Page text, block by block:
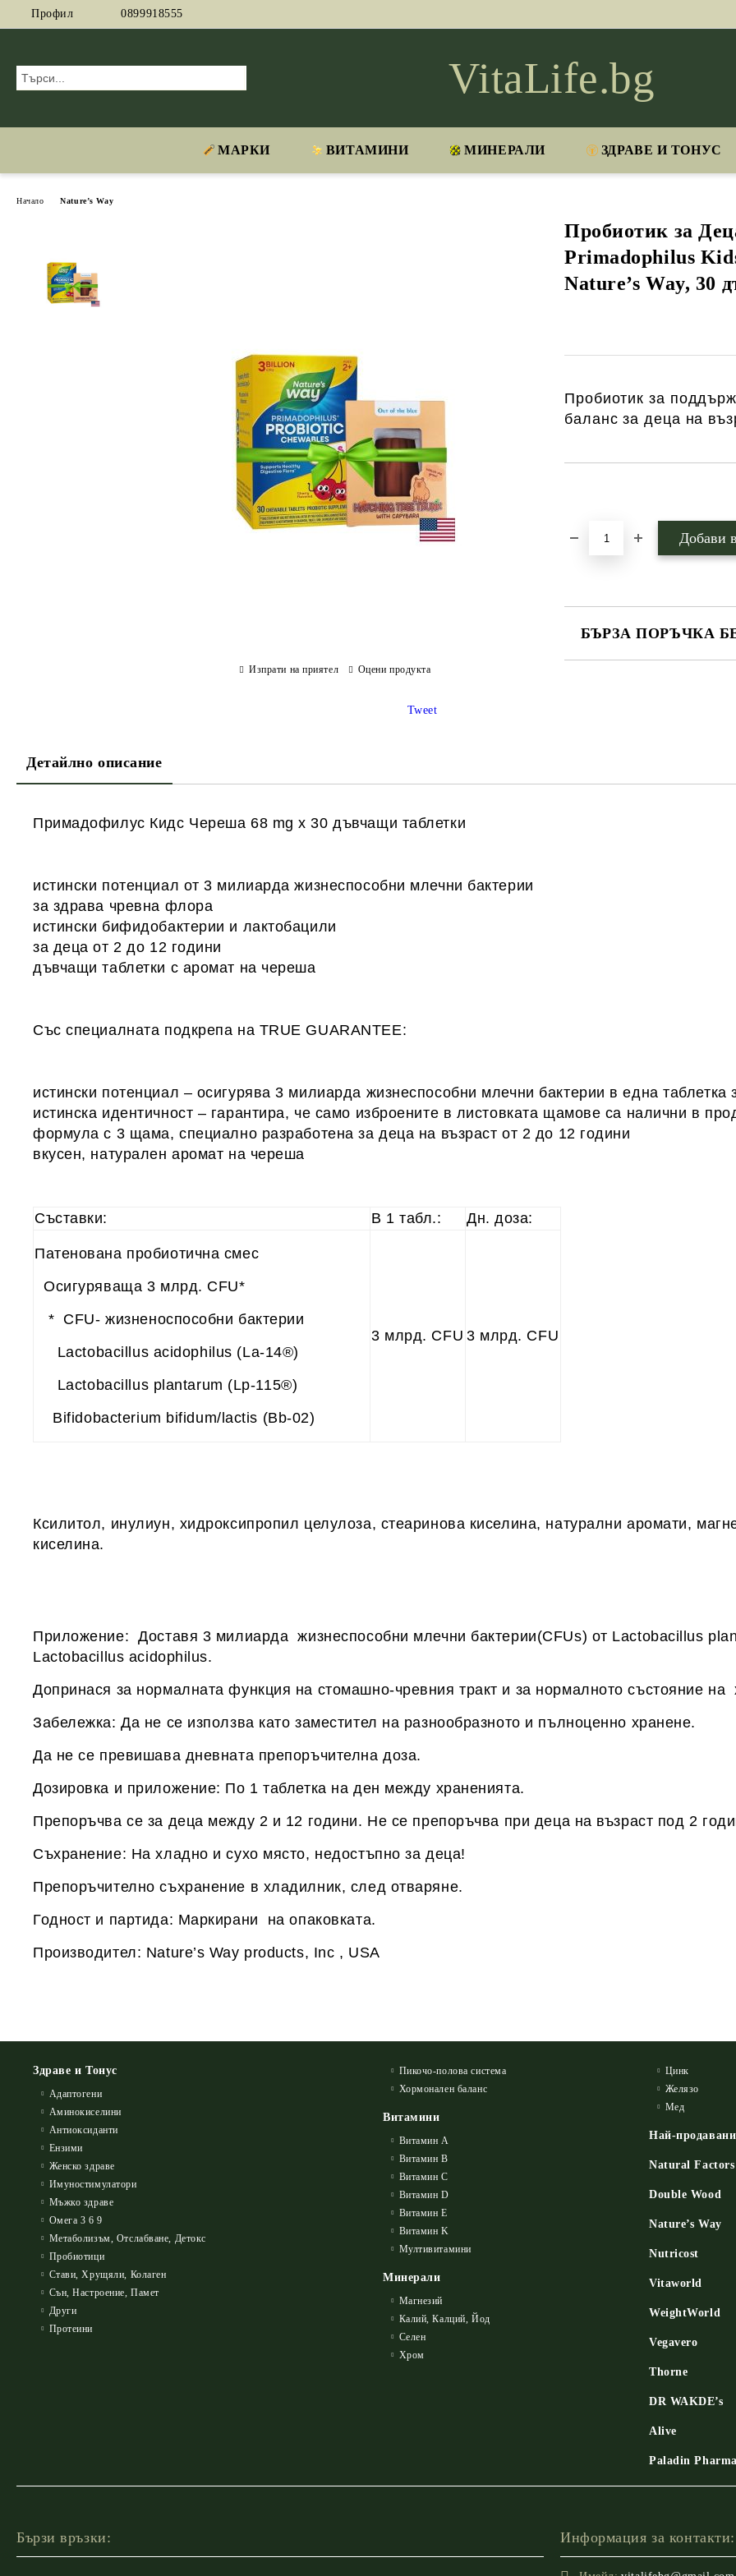
Профил 0899918555
VitaLife.bg
МАРКИ ВИТАМИНИ МИНЕРАЛИ ЗДРАВЕ И ТОНУС
Начало Nature’s Way
Пробиотик за
Primadophilus
Nature’s Way, 30
Пробиотик за
баланс за деца на
БЪРЗА ПОРЪЧКА
Изпрати на приятел Оцени продукта
Tweet
Детайлно описание
Примадофилус Кидс Череша 68 mg х 30 дъвчащи таблетки
истински потенциал от 3 милиарда жизнеспособни млечни бактерии
за здрава чревна флора
истински бифидобактерии и лактобацили
за деца от 2 до 12 години
дъвчащи таблетки с аромат на череша
Със специалната подкрепа на TRUE GUARANTEE:
истински потенциал – осигурява 3 милиарда жизнеспособни млечни бактерии в една таблетка
истинска идентичност – гарантира, че само изброените в листовката щамове са налични в
формула с 3 щама, специално разработена за деца на възраст от 2 до 12 години
вкусен, натурален аромат на череша
Съставки: В 1 табл.: Дн. доза:
Патенована пробиотична смес
Осигуряваща 3 млрд. CFU*
* CFU- жизненоспособни бактерии
Lactobacillus acidophilus (La-14®)
Lactobacillus plantarum (Lp-115®)
Bifidobacterium bifidum/lactis (Bb-02)
3 млрд. CFU 3 млрд. CFU
Ксилитол, инулиун, хидроксипропил целулоза, стеаринова киселина, натурални аромати,
киселина.
Приложение: Доставя 3 милиарда жизнеспособни млечни бактерии(CFUs) от Lactobacillus
Lactobacillus acidophilus.
Допринася за нормалната функция на стомашно-чревния тракт и за нормалното състояние
Забележка: Да не се използва като заместител на разнообразното и пълноценно хранене.
Да не се превишава дневната препоръчителна доза.
Дозировка и приложение: По 1 таблетка на ден между храненията.
Препоръчва се за деца между 2 и 12 години. Не се препоръчва при деца на възраст под 2
Съхранение: На хладно и сухо място, недостъпно за деца!
Препоръчително съхранение в хладилник, след отваряне.
Годност и партида: Маркирани на опаковката.
Производител: Nature’s Way products, Inc , USA
Здраве и Тонус
Адаптогени
Аминокиселини
Антиоксиданти
Ензими
Женско здраве
Имуностимулатори
Мъжко здраве
Омега 3 6 9
Метаболизъм, Отслабване, Детокс
Пробиотици
Стави, Хрущяли, Колаген
Сън, Настроение, Памет
Други
Протеини
Пикочо-полова система
Хормонален баланс
Витамини
Витамин А
Витамин B
Витамин C
Витамин D
Витамин E
Витамин K
Мултивитамини
Минерали
Магнезий
Калий, Калций, Йод
Селен
Хром
Цинк
Желязо
Мед
Най-продавани
Natural Factors
Double Wood
Nature’s Way
Nutricost
Vitaworld
WeightWorld
Vegavero
Thorne
DR WAKDE’s
Alive
Paladin Pharma
Бързи връзки: Информация за контакти: